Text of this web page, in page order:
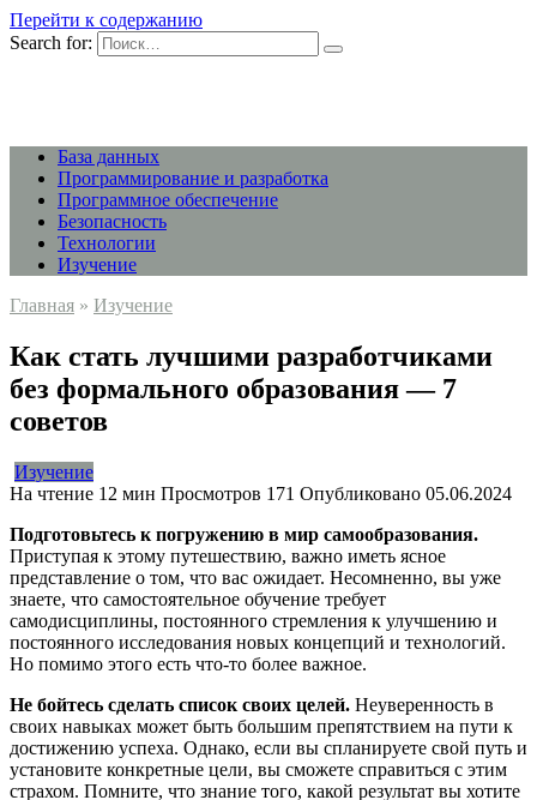
Перейти к содержанию
Search for:
База данных
Программирование и разработка
Программное обеспечение
Безопасность
Технологии
Изучение
Главная » Изучение
Как стать лучшими разработчиками
без формального образования — 7
советов
Изучение
На чтение 12 мин Просмотров 171 Опубликовано 05.06.2024
Подготовьтесь к погружению в мир самообразования.
Приступая к этому путешествию, важно иметь ясное
представление о том, что вас ожидает. Несомненно, вы уже
знаете, что самостоятельное обучение требует
самодисциплины, постоянного стремления к улучшению и
постоянного исследования новых концепций и технологий.
Но помимо этого есть что-то более важное.
Не бойтесь сделать список своих целей. Неуверенность в
своих навыках может быть большим препятствием на пути к
достижению успеха. Однако, если вы спланируете свой путь и
установите конкретные цели, вы сможете справиться с этим
страхом. Помните, что знание того, какой результат вы хотите